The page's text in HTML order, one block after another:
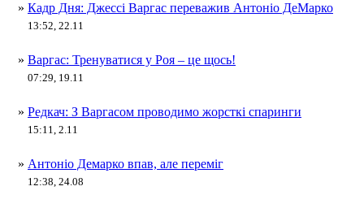
» Кадр Дня: Джессі Варгас переважив Антоніо ДеМарко
13:52, 22.11
» Варгас: Тренуватися у Роя – це щось!
07:29, 19.11
» Редкач: З Варгасом проводимо жорсткі спаринги
15:11, 2.11
» Антоніо Демарко впав, але переміг
12:38, 24.08